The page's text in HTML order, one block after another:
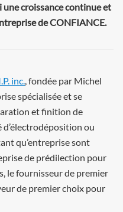
croissance continue et
de CONFIANCE.
inc. , fondée par Michel
spécialisée et se
et finition de
ou
qu’entreprise sont
de prédilection pour
le fournisseur de premier
de premier choix pour